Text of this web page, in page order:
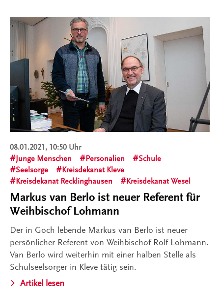
08.01.2021, 10:50 Uhr
Junge Menschen
Personalien
Schule
Seelsorge
Kreisdekanat Kleve
Kreisdekanat Recklinghausen
Kreisdekanat Wesel
Markus van Berlo ist neuer Referent für
Weihbischof Lohmann
Der in Goch lebende Markus van Berlo ist neuer
persönlicher Referent von Weihbischof Rolf Lohmann.
Van Berlo wird weiterhin mit einer halben Stelle als
Schulseelsorger in Kleve tätig sein.
Artikel lesen